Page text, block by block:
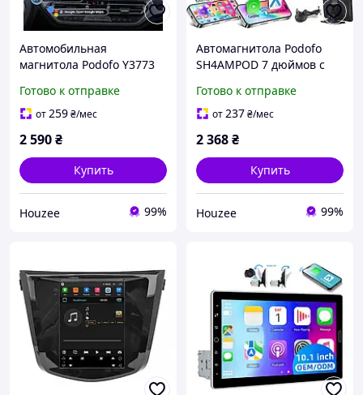
Автомобильная
магнитола Podofo Y3773
7 дюймовым экраном для
Apple CarPlay и Android
Готово к отправке
от259₴/мес
2 590₴
Купить
Houzee 99%
Автомагнитола Podofo
SH4AMPOD 7 дюймов с
Auto для автомобилей с
GPS Bluetooth Wi-Fi
Готово к отправке
от237₴/мес
2 368₴
Купить
Houzee 99%